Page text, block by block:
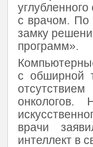
с врачом. По
замку
программ».
с обширной
онкологов.
врачи
интеллект в